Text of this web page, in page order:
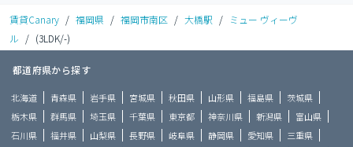
賃貸Canary / 福岡県 / 福岡市南区 / 大橋駅 / ミュー ヴィーヴ
ル / (3LDK/-)
都道府県から探す
北海道 青森県 岩手県 宮城県 秋田県 山形県 福島県
茨城県
栃木県
群馬県 埼玉県 千葉県 東京都 神奈川県 新潟県
富山県
石川県
福井県 山梨県 長野県 岐阜県 静岡県 愛知県
三重県